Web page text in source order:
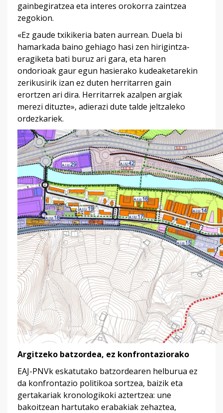
gainbegiratzea eta interes orokorra zaintzea
zegokion.
«Ez gaude txikikeria baten aurrean. Duela bi
hamarkada baino gehiago hasi zen hirigintza-
eragiketa bati buruz ari gara, eta haren
ondorioak gaur egun hasierako kudeaketarekin
zerikusirik izan ez duten herritarren gain
erortzen ari dira. Herritarrek azalpen argiak
merezi dituzte», adierazi dute talde jeltzaleko
ordezkariek.
Argitzeko batzordea, ez konfrontaziorako
EAJ-PNVk eskatutako batzordearen helburua ez
da konfrontazio politikoa sortzea, baizik eta
gertakariak kronologikoki aztertzea: une
bakoitzean hartutako erabakiak zehaztea,